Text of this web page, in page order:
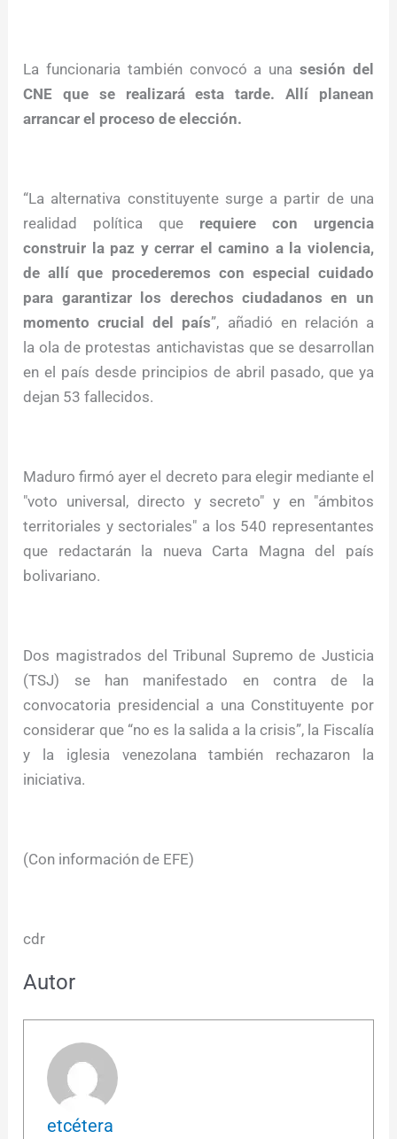
La funcionaria también convocó a una sesión del
CNE que se realizará esta tarde. Allí planean
arrancar el proceso de elección.
“La alternativa constituyente surge a partir de una
realidad política que requiere con urgencia
construir la paz y cerrar el camino a la violencia,
de allí que procederemos con especial cuidado
para garantizar los derechos ciudadanos en un
momento crucial del país”, añadió en relación a
la ola de protestas antichavistas que se desarrollan
en el país desde principios de abril pasado, que ya
dejan 53 fallecidos.
Maduro firmó ayer el decreto para elegir mediante el
"voto universal, directo y secreto" y en "ámbitos
territoriales y sectoriales" a los 540 representantes
que redactarán la nueva Carta Magna del país
bolivariano.
Dos magistrados del Tribunal Supremo de Justicia
(TSJ) se han manifestado en contra de la
convocatoria presidencial a una Constituyente por
considerar que “no es la salida a la crisis”, la Fiscalía
y la iglesia venezolana también rechazaron la
iniciativa.
(Con información de EFE)
cdr
Autor
etcétera